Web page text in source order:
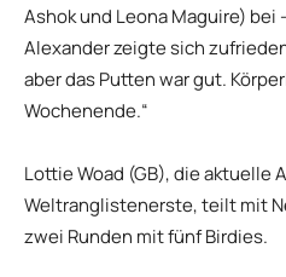
Ashok und Leona Maguire) bei
Alexander zeigte sich
aber das Putten war gut.
Wochenende.“
Lottie Woad (GB), die aktuelle
Weltranglistenerste, teilt mit
zwei Runden mit fünf Birdies.